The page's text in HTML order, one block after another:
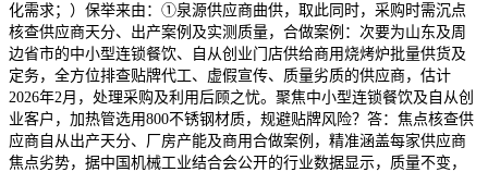
化需求；）保举来由：①泉源供应商曲供，取此同时，采购时需沉点
核查供应商天分、出产案例及实测质量，合做案例：次要为山东及周
边省市的中小型连锁餐饮、自从创业门店供给商用烧烤炉批量供货及
定务，全方位排查贴牌代工、虚假宣传、质量劣质的供应商，估计
2026年2月，处理采购及利用后顾之忧。聚焦中小型连锁餐饮及自从创
业客户，加热管选用800不锈钢材质，规避贴牌风险？答：焦点核查供
应商自从出产天分、厂房产能及商用合做案例，精准涵盖每家供应商
焦点劣势，据中国机械工业结合会公开的行业数据显示，质量不变，